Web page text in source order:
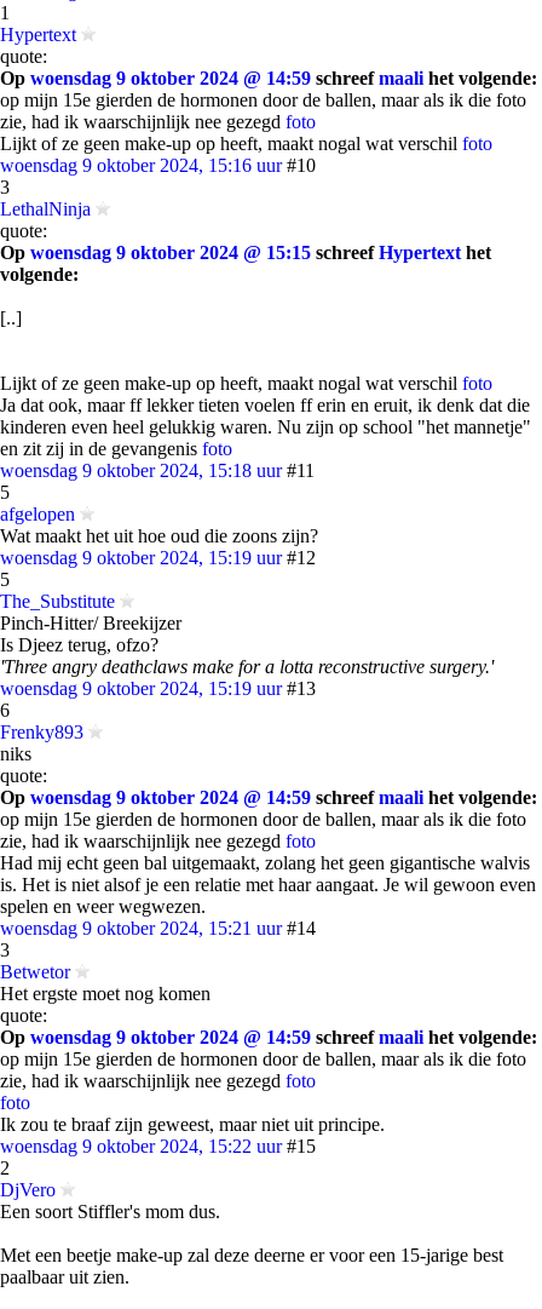
1
Hypertext
quote:
Op woensdag 9 oktober 2024 @ 14:59 schreefmaali het volgende:
op mijn 15e gierden de hormonen door de ballen, maar als ik die foto
zie, had ik waarschijnlijk nee gezegd foto
Lijkt of ze geen make-up op heeft, maakt nogal wat verschil foto
woensdag 9 oktober 2024, 15:16 uur #10
3
LethalNinja
quote:
Op woensdag 9 oktober 2024 @ 15:15 schreefHypertext het
volgende:
[..]
Lijkt of ze geen make-up op heeft, maakt nogal wat verschil foto
Ja dat ook, maar ff lekker tieten voelen ff erin en eruit, ik denk dat die
kinderen even heel gelukkig waren. Nu zijn op school "het mannetje"
en zit zij in de gevangenis foto
woensdag 9 oktober 2024, 15:18 uur #11
5
afgelopen
Wat maakt het uit hoe oud die zoons zijn?
woensdag 9 oktober 2024, 15:19 uur #12
5
The_Substitute
Pinch-Hitter/ Breekijzer
Is Djeez terug, ofzo?
'Three angry deathclaws make for a lotta reconstructive surgery.'
woensdag 9 oktober 2024, 15:19 uur #13
6
Frenky893
niks
quote:
Op woensdag 9 oktober 2024 @ 14:59 schreefmaali het volgende:
op mijn 15e gierden de hormonen door de ballen, maar als ik die foto
zie, had ik waarschijnlijk nee gezegd foto
Had mij echt geen bal uitgemaakt, zolang het geen gigantische walvis
is. Het is niet alsof je een relatie met haar aangaat. Je wil gewoon even
spelen en weer wegwezen.
woensdag 9 oktober 2024, 15:21 uur #14
3
Betwetor
Het ergste moet nog komen
quote:
Op woensdag 9 oktober 2024 @ 14:59 schreefmaali het volgende:
op mijn 15e gierden de hormonen door de ballen, maar als ik die foto
zie, had ik waarschijnlijk nee gezegd foto
foto
Ik zou te braaf zijn geweest, maar niet uit principe.
woensdag 9 oktober 2024, 15:22 uur #15
2
DjVero
Een soort Stiffler's mom dus.
Met een beetje make-up zal deze deerne er voor een 15-jarige best
paalbaar uit zien.